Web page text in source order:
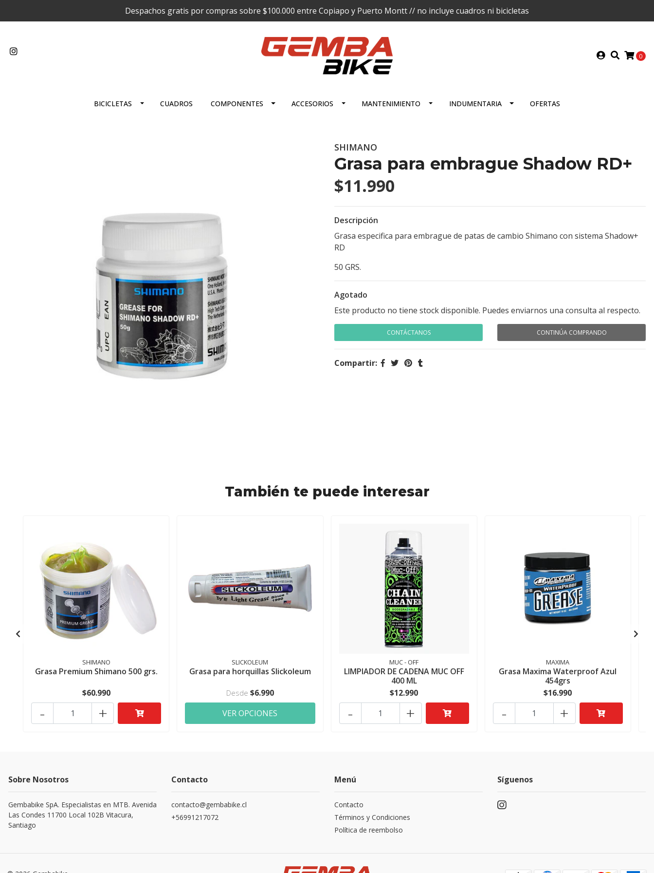
Despachos gratis por compras sobre $100.000 entre Copiapo y Puerto Montt // no incluye cuadros ni bicicletas
0
BICICLETAS CUADROS COMPONENTES ACCESORIOS MANTENIMIENTO INDUMENTARIA OFERTAS
SHIMANO
Grasa para embrague Shadow RD+
$11.990
Descripción
Grasa especifica para embrague de patas de cambio Shimano con sistema Shadow+
RD
50 GRS.
Agotado
Este producto no tiene stock disponible. Puedes enviarnos una consulta al respecto.
CONTÁCTANOS CONTINÚA COMPRANDO
Compartir:
También te puede interesar
SHIMANO
Grasa Premium Shimano 500 grs.
$60.990
+
-
SLICKOLEUM
Grasa para horquillas Slickoleum
Desde $6.990
VER OPCIONES
MUC - OFF
LIMPIADOR DE CADENA MUC OFF
400 ML
$12.990
+
-
MAXIMA
Grasa Maxima Waterproof Azul
454grs
$16.990
+
-
Sobre Nosotros
Gembabike SpA. Especialistas en MTB. Avenida
Las Condes 11700 Local 102B Vitacura,
Santiago
Contacto
contacto@gembabike.cl
+56991217072
Menú
Contacto
Términos y Condiciones
Política de reembolso
Síguenos